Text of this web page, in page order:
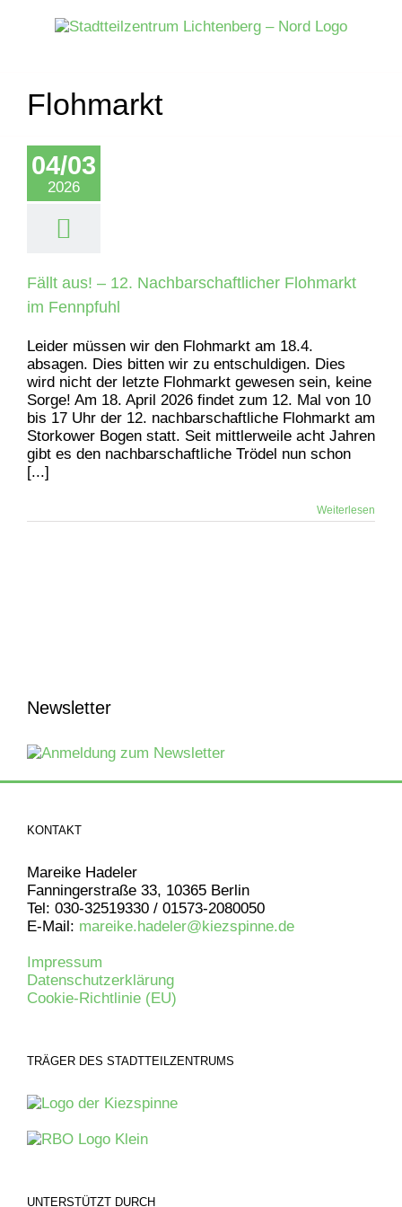
Flohmarkt
04/03
2026
Fällt aus! – 12. Nachbarschaftlicher Flohmarkt
im Fennpfuhl
Leider müssen wir den Flohmarkt am 18.4.
absagen. Dies bitten wir zu entschuldigen. Dies
wird nicht der letzte Flohmarkt gewesen sein, keine
Sorge! Am 18. April 2026 findet zum 12. Mal von 10
bis 17 Uhr der 12. nachbarschaftliche Flohmarkt am
Storkower Bogen statt. Seit mittlerweile acht Jahren
gibt es den nachbarschaftliche Trödel nun schon
[...]
Weiterlesen
Newsletter
KONTAKT
Mareike Hadeler
Fanningerstraße 33, 10365 Berlin
Tel: 030-32519330 / 01573-2080050
E-Mail: mareike.hadeler@kiezspinne.de
Impressum
Datenschutzerklärung
Cookie-Richtlinie (EU)
TRÄGER DES STADTTEILZENTRUMS
UNTERSTÜTZT DURCH